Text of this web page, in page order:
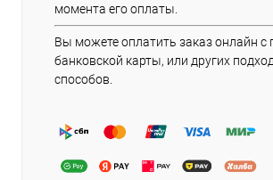
момента его оплаты.
Вы можете оплатить заказ онлайн
банковской карты, или других
способов.